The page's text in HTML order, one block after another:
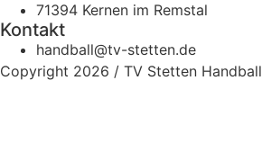
71394 Kernen im Remstal
Kontakt
handball@tv-stetten.de
Copyright 2026 / TV Stetten Handball